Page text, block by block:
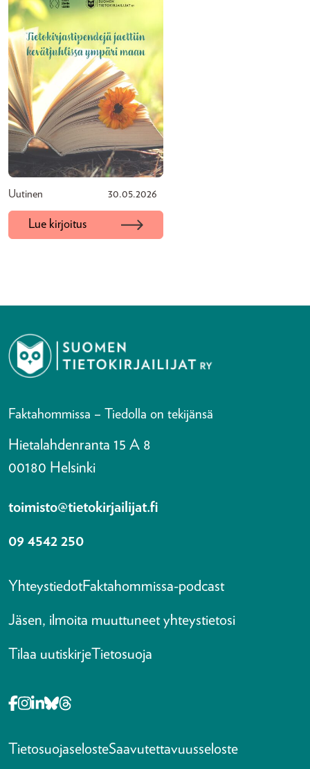
Uutinen 30.05.2026
Lue kirjoitus
Faktahommissa – Tiedolla on tekijänsä
Hietalahdenranta 15 A 8
00180 Helsinki
toimisto@tietokirjailijat.fi
09 4542 250
YhteystiedotFaktahommissa-podcast
Jäsen, ilmoita muuttuneet yhteystietosi
Tilaa uutiskirjeTietosuoja
Opens in a new tab Facebook-f
Opens in a new tab Instagram
Opens in a new tab Linkedin-in
Opens in a new tab Bluesky
TietosuojaselosteSaavutettavuusseloste